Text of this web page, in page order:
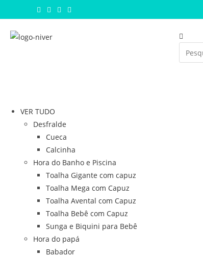
VER TUDO
Desfralde
Cueca
Calcinha
Hora do Banho e Piscina
Toalha Gigante com capuz
Toalha Mega com Capuz
Toalha Avental com Capuz
Toalha Bebê com Capuz
Sunga e Biquini para Bebê
Hora do papá
Babador